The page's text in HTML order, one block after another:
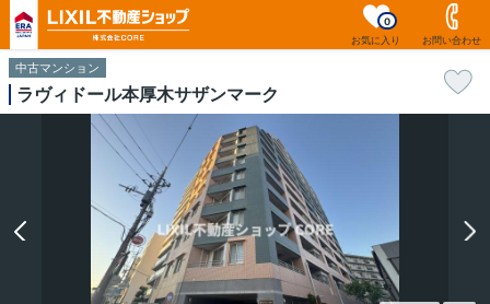
お気に入り
0
お問い合わせ
中古マンション
ラヴィドール本厚木サザンマーク